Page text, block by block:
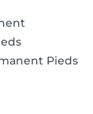
Pieds